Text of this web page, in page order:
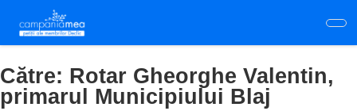
main
content
Către: Rotar Gheorghe Valentin,
primarul Municipiului Blaj